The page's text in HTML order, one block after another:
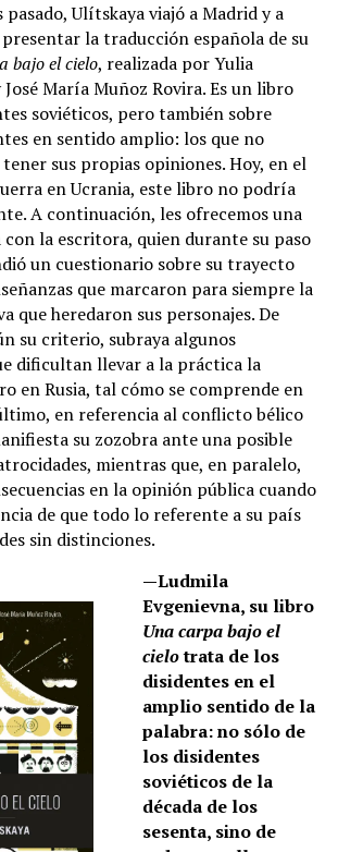
pasado, Ulítskaya viajó a Madrid y a
la traducción española de su
bajo el cielo, realizada por Yulia
María Muñoz Rovira. Es un libro
soviéticos, pero también sobre
en sentido amplio: los que no
sus propias opiniones. Hoy, en el
en Ucrania, este libro no podría
A continuación, les ofrecemos una
la escritora, quien durante su paso
un cuestionario sobre su trayecto
que marcaron para siempre la
que heredaron sus personajes. De
su criterio, subraya algunos
dificultan llevar a la práctica la
en Rusia, tal cómo se comprende en
en referencia al conflicto bélico
su zozobra ante una posible
mientras que, en paralelo,
en la opinión pública cuando
de que todo lo referente a su país
sin distinciones.
—Ludmila
Evgenievna, su libro
Una carpa bajo el
cielotrata de los
disidentes en el
amplio sentido de la
palabra: no sólo de
los disidentes
soviéticos de la
década de los
sesenta, sino de